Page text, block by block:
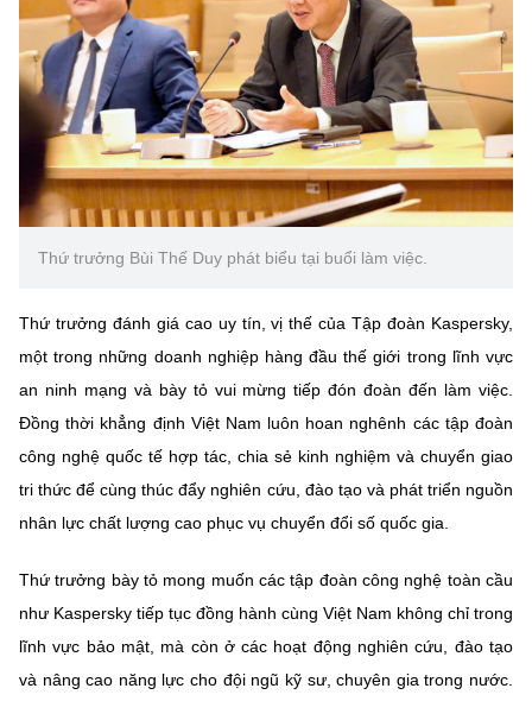
Chọn ngôn ngữ
Vietnamese English
BỘ KHOA HỌC VÀ CÔNG NGHỆ
MINISTRY OF SCIENCE AND TECHNOLOGY
Điều khoản sử dụng Theo dõi MST: Góp ý
Cơ quan chủ quản: Bộ Khoa học và Công nghệ (MST)
Chịu trách nhiệm nội dung: Nguyễn Thị Hải Hằng
Giám đốc Trung tâm Truyền thông Khoa học và Công nghệ.
Liên hệ
Địa chỉ: Ban Biên tập Cổng TTĐT - 18 Nguyễn Du, TP. Hà Nội
stc@mst.gov.vn
©2026 Bản quyền thuộc Bộ Khoa Học và Công Nghệ
website này)
Thứ trưởng Bùi Thế Duy phát biểu tại buổi làm việc.
Thứ trưởng đánh giá cao uy tín, vị thế của Tập đoàn Kaspersky,
một trong những doanh nghiệp hàng đầu thế giới trong lĩnh vực
an ninh mạng và bày tỏ vui mừng tiếp đón đoàn đến làm việc.
Đồng thời khẳng định Việt Nam luôn hoan nghênh các tập đoàn
công nghệ quốc tế hợp tác, chia sẻ kinh nghiệm và chuyển giao
tri thức để cùng thúc đẩy nghiên cứu, đào tạo và phát triển nguồn
nhân lực chất lượng cao phục vụ chuyển đổi số quốc gia.
Thứ trưởng bày tỏ mong muốn các tập đoàn công nghệ toàn cầu
như Kaspersky tiếp tục đồng hành cùng Việt Nam không chỉ trong
lĩnh vực bảo mật, mà còn ở các hoạt động nghiên cứu, đào tạo
và nâng cao năng lực cho đội ngũ kỹ sư, chuyên gia trong nước.